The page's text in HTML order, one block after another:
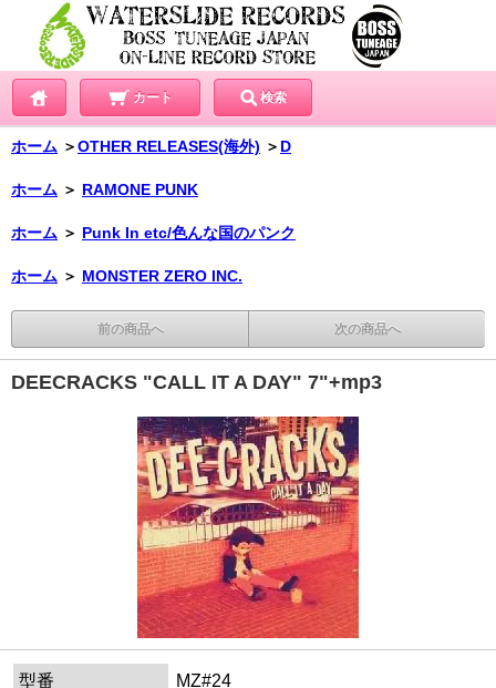
カート 検索
ホーム ＞OTHER RELEASES(海外) ＞ D
ホーム ＞ RAMONE PUNK
ホーム ＞ Punk In etc/色んな国のパンク
ホーム ＞ MONSTER ZERO INC.
前の商品へ 次の商品へ
DEECRACKS "CALL IT A DAY" 7"+mp3
型番
MZ#24